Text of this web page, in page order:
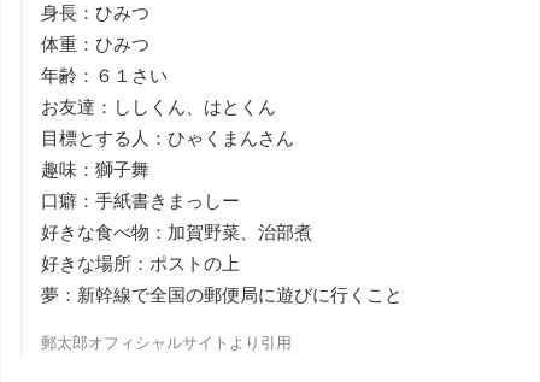
身長：ひみつ
体重：ひみつ
年齢：６１さい
お友達：ししくん、はとくん
目標とする人：ひゃくまんさん
趣味：獅子舞
口癖：手紙書きまっしー
好きな食べ物：加賀野菜、治部煮
好きな場所：ポストの上
夢：新幹線で全国の郵便局に遊びに行くこと
郵太郎オフィシャルサイトより引用